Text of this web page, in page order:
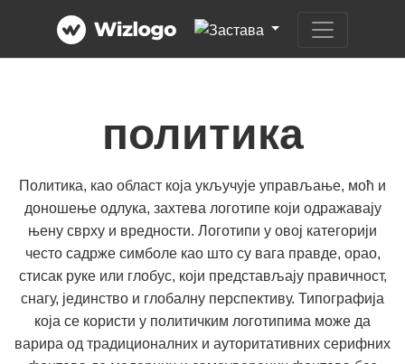
политика
Политика, као област која укључује управљање, моћ и
доношење одлука, захтева логотипе који одражавају
њену сврху и вредности. Логотипи у овој категорији
често садрже симболе као што су вага правде, орао,
стисак руке или глобус, који представљају правичност,
снагу, јединство и глобалну перспективу. Типографија
која се користи у политичким логотипима може да
варира од традиционалних и ауторитативних серифних